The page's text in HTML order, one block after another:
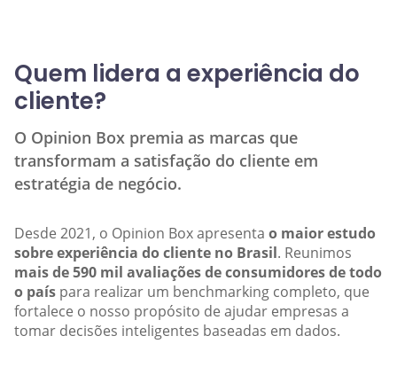
Quem lidera a experiência do
cliente?
O Opinion Box premia as marcas que
transformam a satisfação do cliente em
estratégia de negócio.
Desde 2021, o Opinion Box apresenta o maior estudo
sobre experiência do cliente no Brasil. Reunimos
mais de 590 mil avaliações de consumidores de todo
o país para realizar um benchmarking completo, que
fortalece o nosso propósito de ajudar empresas a
tomar decisões inteligentes baseadas em dados.